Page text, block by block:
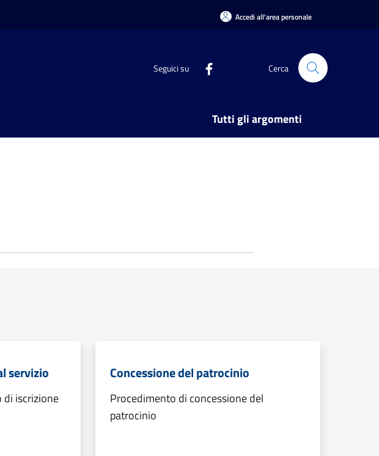
Accedi all'area personale
Seguici su Cerca
Tutti gli argomenti
servizio
di iscrizione
Concessione del patrocinio
Procedimento di concessione del
patrocinio